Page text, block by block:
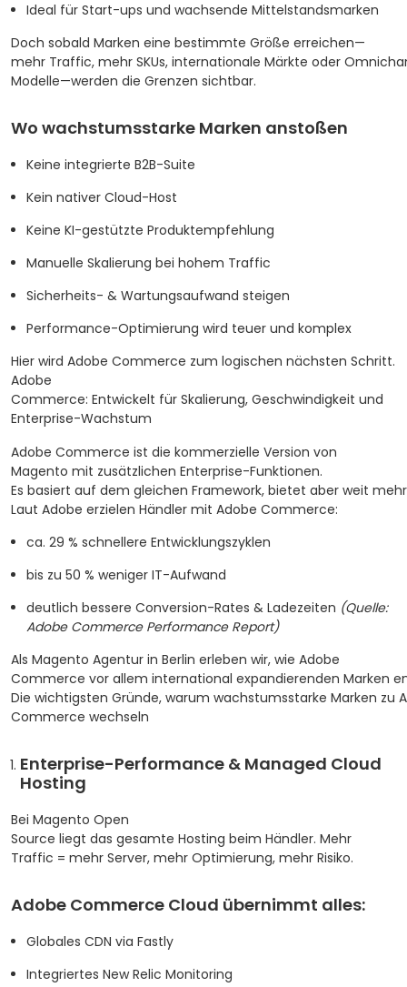
Ideal für Start-ups und wachsende Mittelstandsmarken
Doch sobald Marken eine bestimmte Größe erreichen—
mehr Traffic, mehr SKUs, internationale Märkte oder
Modelle—werden die Grenzen sichtbar.
Wo wachstumsstarke Marken anstoßen
Keine integrierte B2B-Suite
Kein nativer Cloud-Host
Keine KI-gestützte Produktempfehlung
Manuelle Skalierung bei hohem Traffic
Sicherheits- & Wartungsaufwand steigen
Performance-Optimierung wird teuer und komplex
Hier wird Adobe Commerce zum logischen nächsten Schritt.
Adobe
Commerce: Entwickelt für Skalierung, Geschwindigkeit und
Enterprise-Wachstum
Adobe Commerce ist die kommerzielle Version von
Magento mit zusätzlichen Enterprise-Funktionen.
Es basiert auf dem gleichen Framework, bietet aber weit
Laut Adobe erzielen Händler mit Adobe Commerce:
ca. 29 % schnellere Entwicklungszyklen
bis zu 50 % weniger IT-Aufwand
deutlich bessere Conversion-Rates & Ladezeiten (Quelle:
Adobe Commerce Performance Report)
Als Magento Agentur in Berlin erleben wir, wie Adobe
Commerce vor allem international expandierenden Marken
Die wichtigsten Gründe, warum wachstumsstarke Marken zu
Commerce wechseln
Enterprise-Performance & Managed Cloud
Hosting
Bei Magento Open
Source liegt das gesamte Hosting beim Händler. Mehr
Traffic = mehr Server, mehr Optimierung, mehr Risiko.
Adobe Commerce Cloud übernimmt alles:
Globales CDN via Fastly
Integriertes New Relic Monitoring